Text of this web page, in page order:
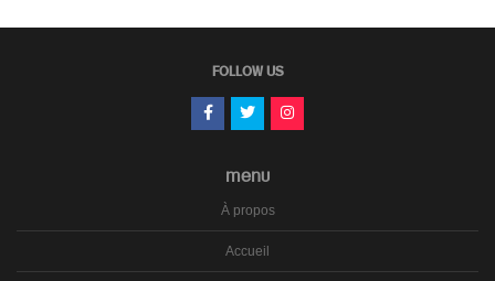
FOLLOW US
MENU
À propos
Accueil